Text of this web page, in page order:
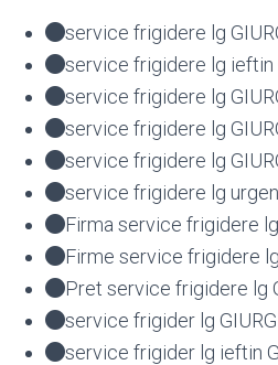
service frigidere lg
service frigidere lg ieftin
service frigidere lg
service frigidere lg
service frigidere lg
service frigidere lg
Firma service frigidere
Firme service frigidere
Pret service frigidere lg
service frigider lg
service frigider lg ieftin